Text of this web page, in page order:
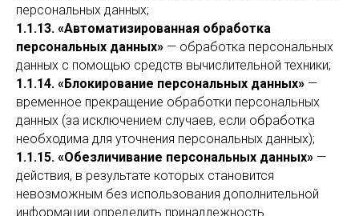
персональных данных;
1.1.13. «Автоматизированная обработка
персональных данных» — обработка персональных
данных с помощью средств вычислительной техники;
1.1.14. «Блокирование персональных данных» —
временное прекращение обработки персональных
данных (за исключением случаев, если обработка
необходима для уточнения персональных данных);
1.1.15. «Обезличивание персональных данных» —
действия, в результате которых становится
невозможным без использования дополнительной
информации определить принадлежность